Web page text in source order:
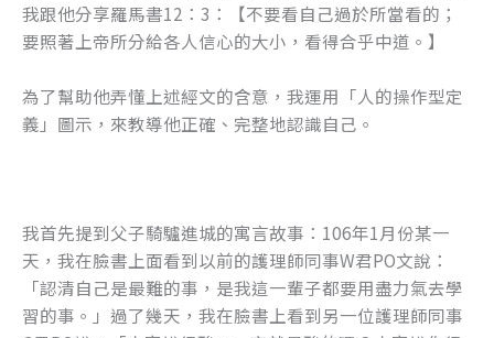
我跟他分享羅馬書12：3：【不要看自己過於所當看的；
要照著上帝所分給各人信心的大小，看得合乎中道。】
為了幫助他弄懂上述經文的含意，我運用「人的操作型定
義」圖示，來教導他正確、完整地認識自己。
我首先提到父子騎驢進城的寓言故事：106年1月份某一
天，我在臉書上面看到以前的護理師同事W君PO文說：
「認清自己是最難的事，是我這一輩子都要用盡力氣去學
習的事。」過了幾天，我在臉書上看到另一位護理師同事